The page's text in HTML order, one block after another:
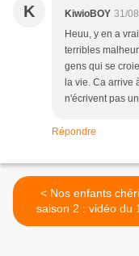
K KiwioBOY 31/
Heuu, y en a
terribles
gens qui se
la vie. Ca arrive
n'écrivent pas
Répondre
< Nos enfants chéris,
saison 2 : vidéo du
épisode